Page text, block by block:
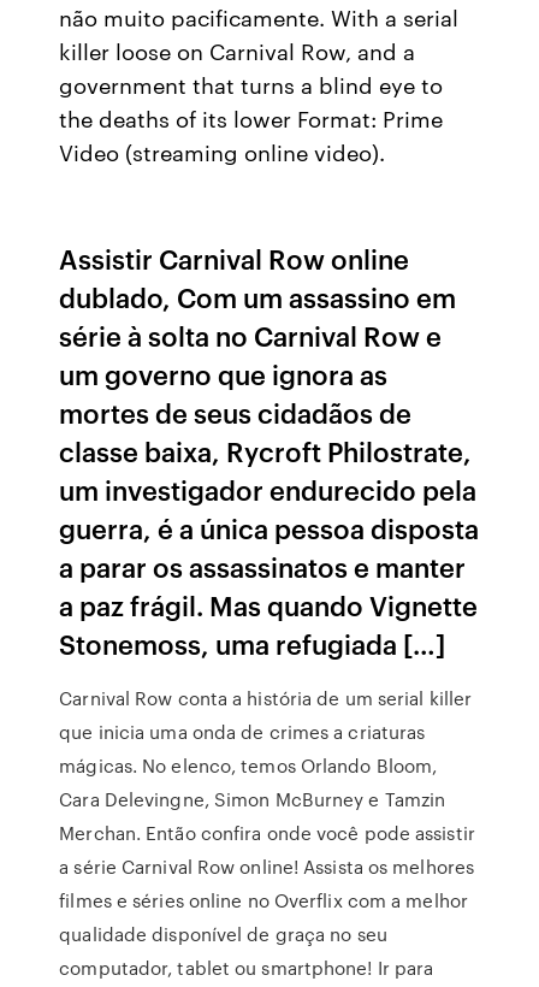
não muito pacificamente. With a serial
killer loose on Carnival Row, and a
government that turns a blind eye to
the deaths of its lower Format: Prime
Video (streaming online video).
Assistir Carnival Row online
dublado, Com um assassino em
série à solta no Carnival Row e
um governo que ignora as
mortes de seus cidadãos de
classe baixa, Rycroft Philostrate,
um investigador endurecido pela
guerra, é a única pessoa disposta
a parar os assassinatos e manter
a paz frágil. Mas quando Vignette
Stonemoss, uma refugiada […]
Carnival Row conta a história de um serial killer
que inicia uma onda de crimes a criaturas
mágicas. No elenco, temos Orlando Bloom,
Cara Delevingne, Simon McBurney e Tamzin
Merchan. Então confira onde você pode assistir
a série Carnival Row online! Assista os melhores
filmes e séries online no Overflix com a melhor
qualidade disponível de graça no seu
computador, tablet ou smartphone! Ir para